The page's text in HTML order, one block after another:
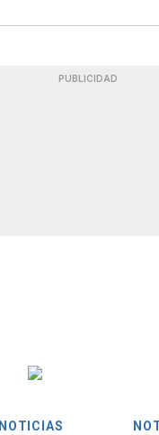
PUBLICIDAD
NOTICIAS